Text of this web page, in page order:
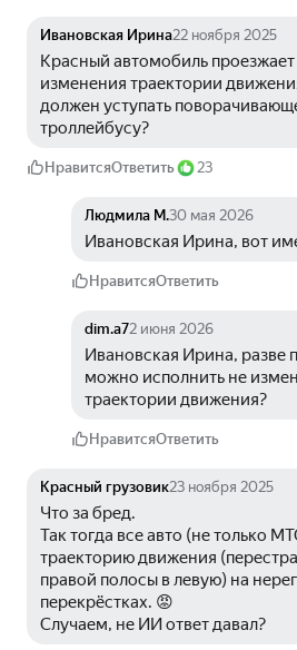
Ивановская Ирина22 ноября 2025
Красный автомобиль проезжает
изменения траектории
должен уступать
троллейбусу?
НравитсяОтветить 23
Людмила М.30 мая 2026
Ивановская Ирина, вот
НравитсяОтветить
dim.a72 июня 2026
Ивановская Ирина, разве
можно исполнить не
траектории движения?
НравитсяОтветить
Красный грузовик23 ноября 2025
Что за бред.
Так тогда все авто (не только
траекторию движения
правой полосы в левую) на
перекрёстках. 😡
Случаем, не ИИ ответ давал?